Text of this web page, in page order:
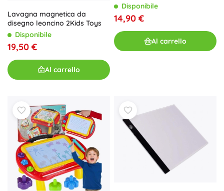
Lavagna magnetica da
disegno leoncino 2Kids Toys
Disponibile
19,50 €
Al carrello
Disponibile
14,90 €
Al carrello